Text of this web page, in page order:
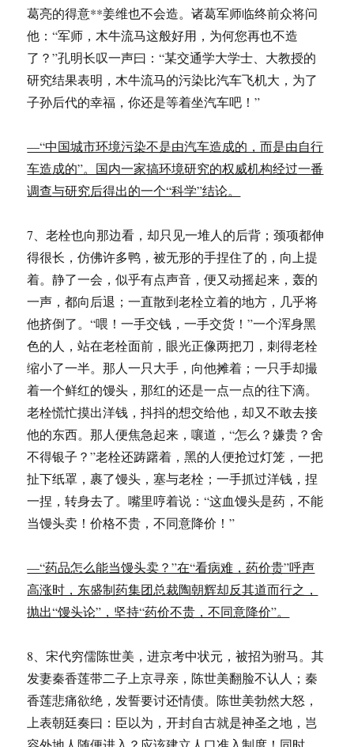
葛亮的得意**姜维也不会造。诸葛军师临终前众将问
他：“军师，木牛流马这般好用，为何您再也不造
了？”孔明长叹一声曰：“某交通学大学士、大教授的
研究结果表明，木牛流马的污染比汽车飞机大，为了
子孙后代的幸福，你还是等着坐汽车吧！”
—“中国城市环境污染不是由汽车造成的，而是由自行
车造成的”。国内一家搞环境研究的权威机构经过一番
调查与研究后得出的一个“科学”结论。
7、老栓也向那边看，却只见一堆人的后背；颈项都伸
得很长，仿佛许多鸭，被无形的手捏住了的，向上提
着。静了一会，似乎有点声音，便又动摇起来，轰的
一声，都向后退；一直散到老栓立着的地方，几乎将
他挤倒了。“喂！一手交钱，一手交货！”一个浑身黑
色的人，站在老栓面前，眼光正像两把刀，刺得老栓
缩小了一半。那人一只大手，向他摊着；一只手却撮
着一个鲜红的馒头，那红的还是一点一点的往下滴。
老栓慌忙摸出洋钱，抖抖的想交给他，却又不敢去接
他的东西。那人便焦急起来，嚷道，“怎么？嫌贵？舍
不得银子？”老栓还踌躇着，黑的人便抢过灯笼，一把
扯下纸罩，裹了馒头，塞与老栓；一手抓过洋钱，捏
一捏，转身去了。嘴里哼着说：“这血馒头是药，不能
当馒头卖！价格不贵，不同意降价！”
—“药品怎么能当馒头卖？”在“看病难，药价贵”呼声
高涨时，东盛制药集团总裁陶朝辉却反其道而行之，
抛出“馒头论”，坚持“药价不贵，不同意降价”。
8、宋代穷儒陈世美，进京考中状元，被招为驸马。其
发妻秦香莲带二子上京寻亲，陈世美翻脸不认人；秦
香莲悲痛欲绝，发誓要讨还情债。陈世美勃然大怒，
上表朝廷奏曰：臣以为，开封自古就是神圣之地，岂